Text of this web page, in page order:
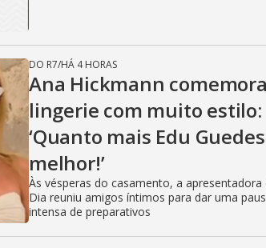
DO R7/HÁ 4 HORAS
Ana Hickmann
lingerie com muito estilo:
‘Quanto mais Edu Guedes
melhor!’
Às vésperas do casamento, a
Dia reuniu amigos íntimos para dar uma
intensa de preparativos